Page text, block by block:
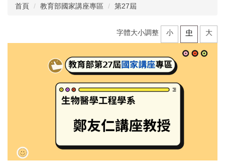
系所評鑑專區
學術榮譽專區
新進教師專區
雙語計畫專區
首頁 教育部國家講座專區 第27屆
字體大小調整 小 中 大